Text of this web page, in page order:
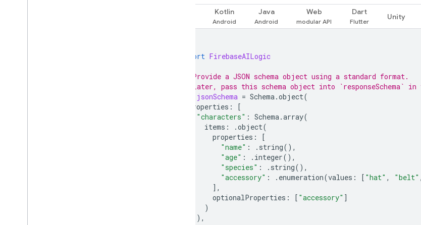
Kotlin Java Web Dart
Unity
import FirebaseAILogic
// Provide a JSON schema object using a standard format.
// Later, pass this schema object into `responseSchema`
jsonSchema = Schema.object(
properties :
[
"characters" : Schema.array(
items : .object(
properties :
[
"name" : . string(),
"age" : . integer(),
"species" : . string(),
"accessory" : . enumeration(values : [ "hat" , "belt" ,
],
optionalProperties : [ "accessory" ]
)
),